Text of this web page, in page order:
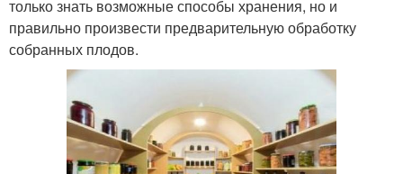
только знать возможные способы хранения, но и
правильно произвести предварительную обработку
собранных плодов.